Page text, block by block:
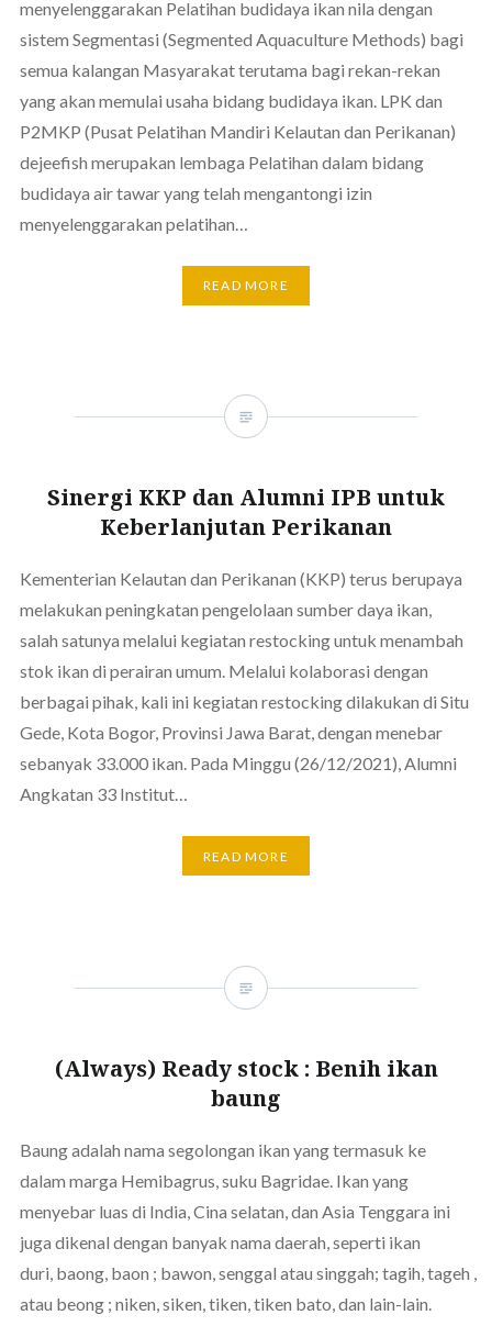
menyelenggarakan Pelatihan budidaya ikan nila dengan
sistem Segmentasi (Segmented Aquaculture Methods) bagi
semua kalangan Masyarakat terutama bagi rekan-rekan
yang akan memulai usaha bidang budidaya ikan. LPK dan
P2MKP (Pusat Pelatihan Mandiri Kelautan dan Perikanan)
dejeefish merupakan lembaga Pelatihan dalam bidang
budidaya air tawar yang telah mengantongi izin
menyelenggarakan pelatihan…
READ MORE
Sinergi KKP dan Alumni IPB untuk
Keberlanjutan Perikanan
Kementerian Kelautan dan Perikanan (KKP) terus berupaya
melakukan peningkatan pengelolaan sumber daya ikan,
salah satunya melalui kegiatan restocking untuk menambah
stok ikan di perairan umum. Melalui kolaborasi dengan
berbagai pihak, kali ini kegiatan restocking dilakukan di Situ
Gede, Kota Bogor, Provinsi Jawa Barat, dengan menebar
sebanyak 33.000 ikan. Pada Minggu (26/12/2021), Alumni
Angkatan 33 Institut…
READ MORE
(Always) Ready stock : Benih ikan
baung
Baung adalah nama segolongan ikan yang termasuk ke
dalam marga Hemibagrus, suku Bagridae. Ikan yang
menyebar luas di India, Cina selatan, dan Asia Tenggara ini
juga dikenal dengan banyak nama daerah, seperti ikan
duri, baong, baon ; bawon, senggal atau singgah; tagih, tageh ,
atau beong ; niken, siken, tiken, tiken bato, dan lain-lain.